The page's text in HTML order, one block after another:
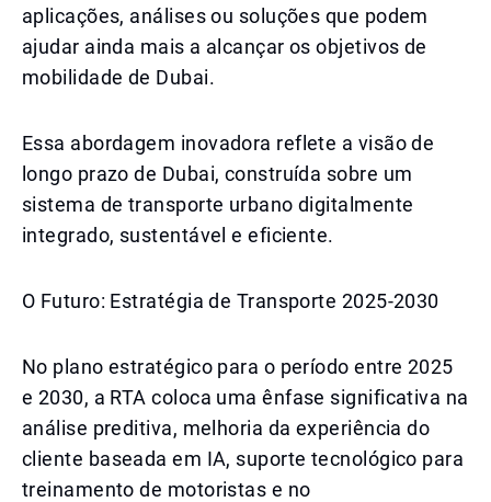
aplicações, análises ou soluções que podem
ajudar ainda mais a alcançar os objetivos de
mobilidade de Dubai.
Essa abordagem inovadora reflete a visão de
longo prazo de Dubai, construída sobre um
sistema de transporte urbano digitalmente
integrado, sustentável e eficiente.
O Futuro: Estratégia de Transporte 2025-2030
No plano estratégico para o período entre 2025
e 2030, a RTA coloca uma ênfase significativa na
análise preditiva, melhoria da experiência do
cliente baseada em IA, suporte tecnológico para
treinamento de motoristas e no